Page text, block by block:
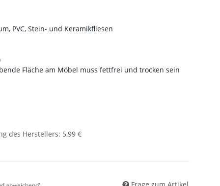
PVC, Stein- und Keramikfliesen
Fläche am Möbel muss fettfrei und trocken sein
des Herstellers: 5,99 €